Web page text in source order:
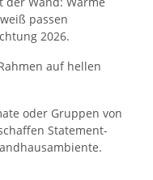
passen
2026.
auf hellen
oder Gruppen von
Statement-